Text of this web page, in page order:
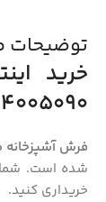
4005090
فرش آشپزخانه طرح ادویه
شده است. شما
خریداری کنید.